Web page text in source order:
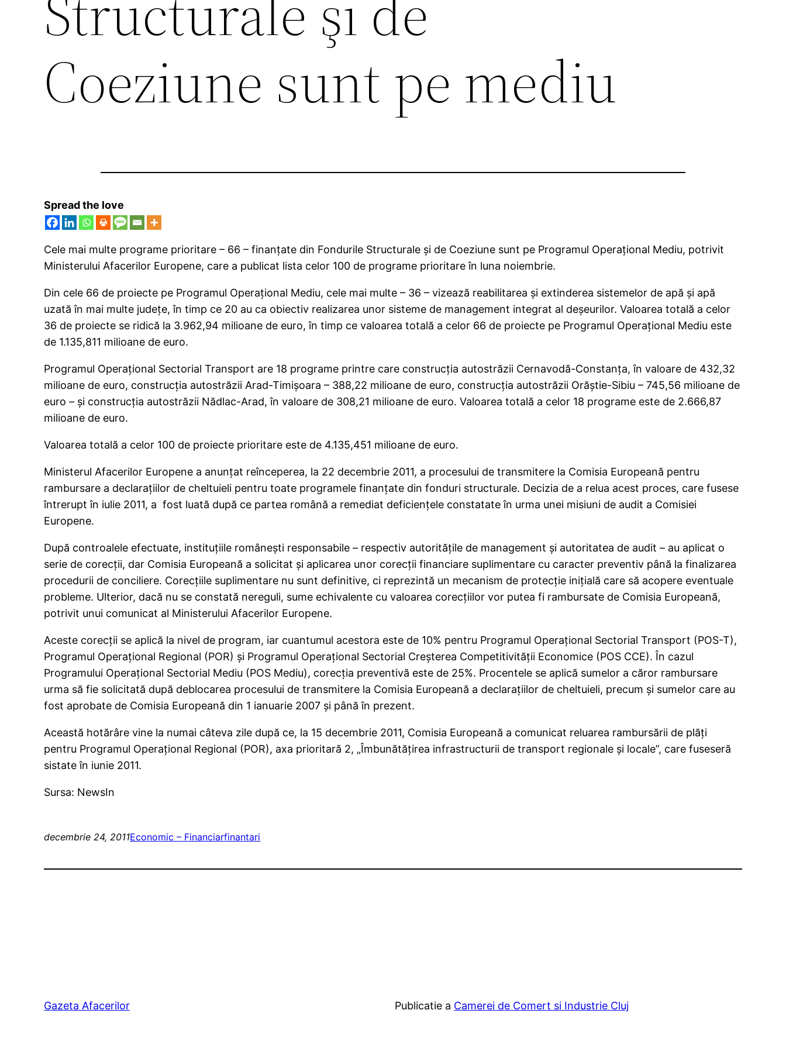
Coeziune sunt pe mediu
Spread the love
Cele mai multe programe prioritare – 66 – finanţate din Fondurile Structurale şi de Coeziune sunt pe Programul Operaţional Mediu, potrivit
Ministerului Afacerilor Europene, care a publicat lista celor 100 de programe prioritare în luna noiembrie.
Din cele 66 de proiecte pe Programul Operaţional Mediu, cele mai multe – 36 – vizează reabilitarea şi extinderea sistemelor de apă şi apă
uzată în mai multe judeţe, în timp ce 20 au ca obiectiv realizarea unor sisteme de management integrat al deşeurilor. Valoarea totală a celor
36 de proiecte se ridică la 3.962,94 milioane de euro, în timp ce valoarea totală a celor 66 de proiecte pe Programul Operaţional Mediu este
de 1.135,811 milioane de euro.
Programul Operațional Sectorial Transport are 18 programe printre care construcția autostrăzii Cernavodă-Constanța, în valoare de 432,32
milioane de euro, construcția autostrăzii Arad-Timișoara – 388,22 milioane de euro, construcția autostrăzii Orăștie-Sibiu – 745,56 milioane de
euro – și construcția autostrăzii Nădlac-Arad, în valoare de 308,21 milioane de euro. Valoarea totală a celor 18 programe este de 2.666,87
milioane de euro.
Valoarea totală a celor 100 de proiecte prioritare este de 4.135,451 milioane de euro.
Ministerul Afacerilor Europene a anunțat reînceperea, la 22 decembrie 2011, a procesului de transmitere la Comisia Europeană pentru
rambursare a declaraţiilor de cheltuieli pentru toate programele finanţate din fonduri structurale. Decizia de a relua acest proces, care fusese
întrerupt în iulie 2011, a fost luată după ce partea română a remediat deficienţele constatate în urma unei misiuni de audit a Comisiei
Europene.
După controalele efectuate, instituţiile româneşti responsabile – respectiv autorităţile de management şi autoritatea de audit – au aplicat o
serie de corecţii, dar Comisia Europeană a solicitat şi aplicarea unor corecţii financiare suplimentare cu caracter preventiv până la finalizarea
procedurii de conciliere. Corecţiile suplimentare nu sunt definitive, ci reprezintă un mecanism de protecţie iniţială care să acopere eventuale
probleme. Ulterior, dacă nu se constată nereguli, sume echivalente cu valoarea corecţiilor vor putea fi rambursate de Comisia Europeană,
potrivit unui comunicat al Ministerului Afacerilor Europene.
Aceste corecţii se aplică la nivel de program, iar cuantumul acestora este de 10% pentru Programul Operaţional Sectorial Transport (POS-T),
Programul Operaţional Regional (POR) şi Programul Operaţional Sectorial Creşterea Competitivităţii Economice (POS CCE). În cazul
Programului Operaţional Sectorial Mediu (POS Mediu), corecţia preventivă este de 25%. Procentele se aplică sumelor a căror rambursare
urma să fie solicitată după deblocarea procesului de transmitere la Comisia Europeană a declaraţiilor de cheltuieli, precum şi sumelor care au
fost aprobate de Comisia Europeană din 1 ianuarie 2007 şi până în prezent.
Această hotărâre vine la numai câteva zile după ce, la 15 decembrie 2011, Comisia Europeană a comunicat reluarea rambursării de plăţi
pentru Programul Operaţional Regional (POR), axa prioritară 2, „Îmbunătăţirea infrastructurii de transport regionale şi locale”, care fuseseră
sistate în iunie 2011.
Sursa: NewsIn
decembrie 24, 2011Economic – Financiarfinantari
Gazeta Afacerilor Publicatie a Camerei de Comert si Industrie Cluj